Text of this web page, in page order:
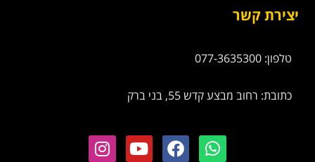
יצירת קשר
טלפון: 077-3635300
כתובת: רחוב מבצע קדש 55, בני ברק